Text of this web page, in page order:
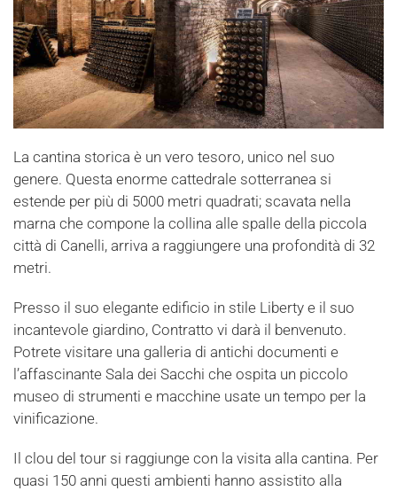
La cantina storica è un vero tesoro, unico nel suo
genere. Questa enorme cattedrale sotterranea si
estende per più di 5000 metri quadrati; scavata nella
marna che compone la collina alle spalle della piccola
città di Canelli, arriva a raggiungere una profondità di 32
metri.
Presso il suo elegante edificio in stile Liberty e il suo
incantevole giardino, Contratto vi darà il benvenuto.
Potrete visitare una galleria di antichi documenti e
l’affascinante Sala dei Sacchi che ospita un piccolo
museo di strumenti e macchine usate un tempo per la
vinificazione.
Il clou del tour si raggiunge con la visita alla cantina. Per
quasi 150 anni questi ambienti hanno assistito alla